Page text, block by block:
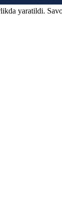
yaratildi.